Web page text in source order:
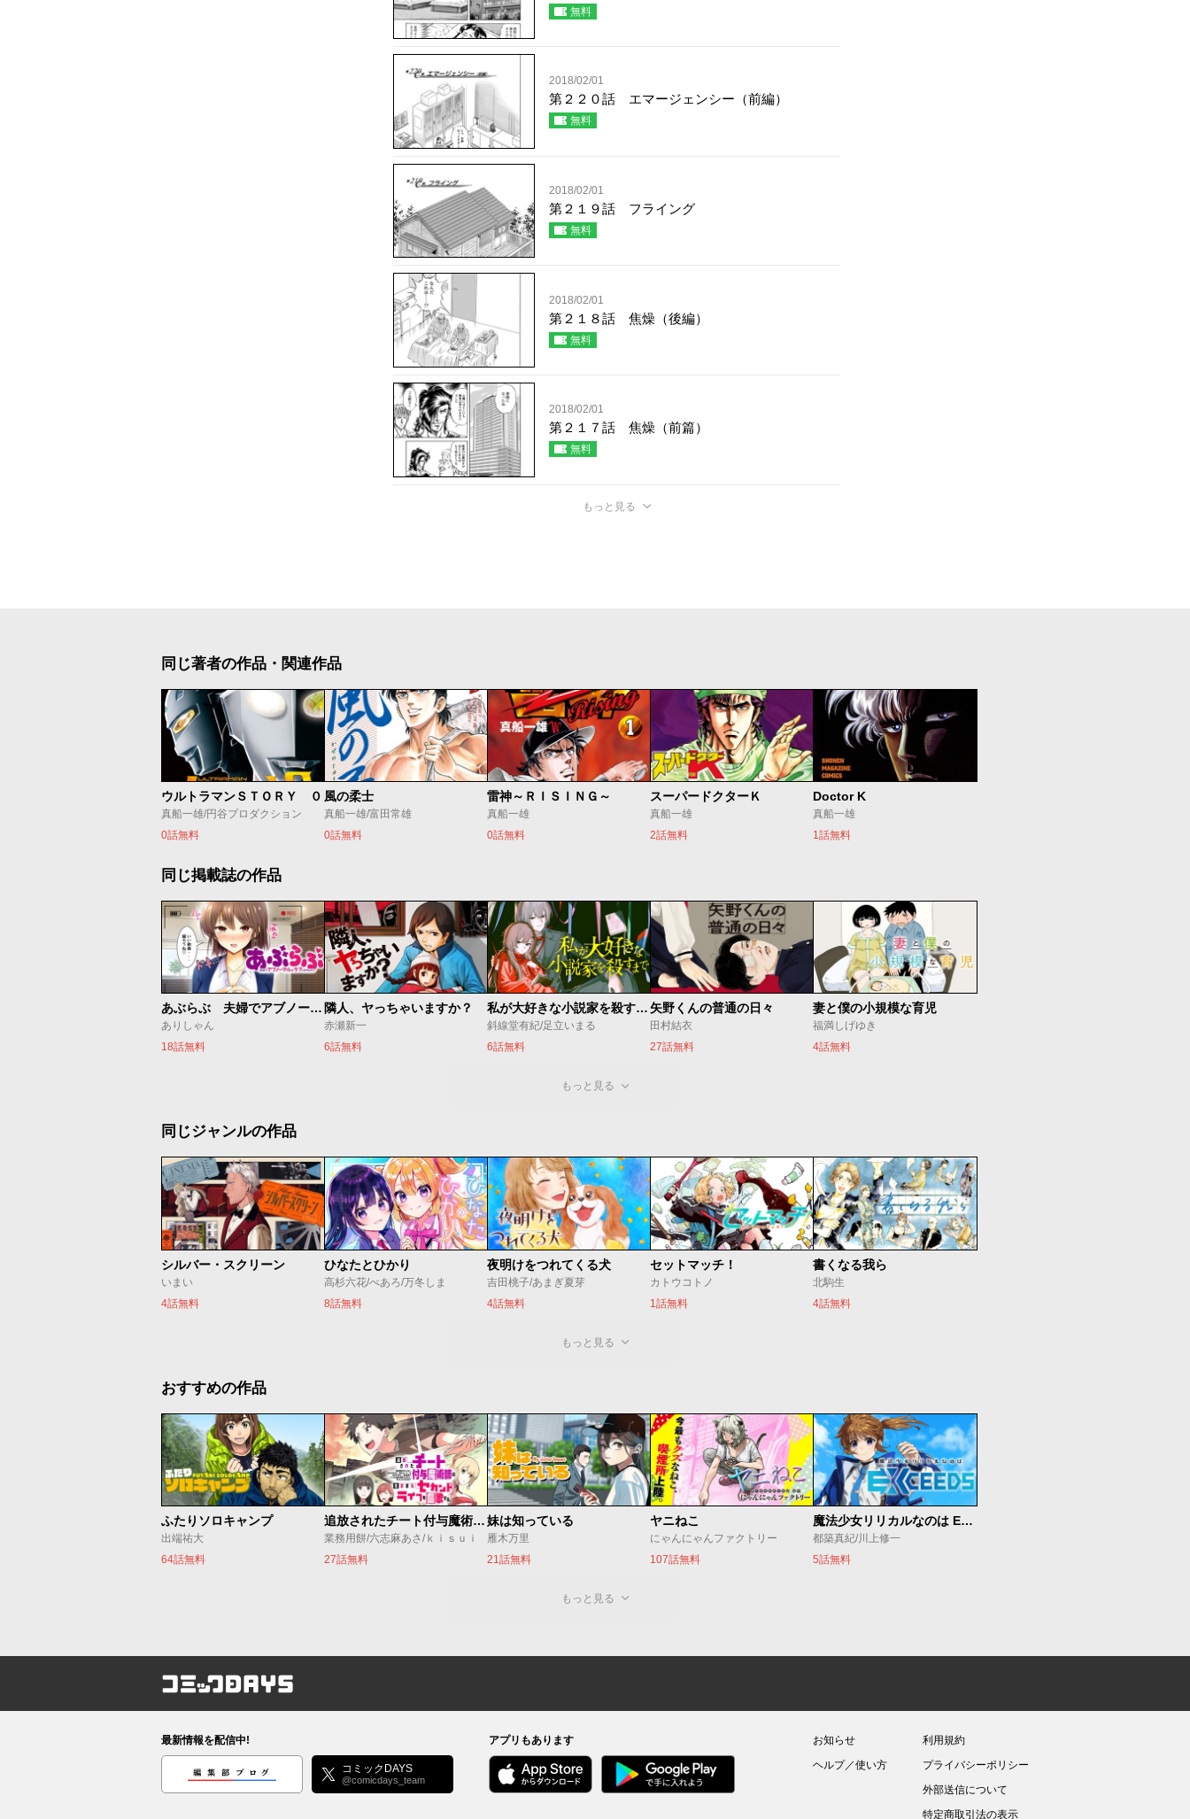
無料
2018/02/01
第２２０話 エマージェンシー（前編）
無料
2018/02/01
第２１９話 フライング
無料
2018/02/01
第２１８話 焦燥（後編）
無料
2018/02/01
第２１７話 焦燥（前篇）
無料
もっと見る
同じ著者の作品・関連作品
ウルトラマンＳＴＯＲＹ ０
真船一雄/円谷プロダクション
0話無料
風の柔士
真船一雄/富田常雄
0話無料
雷神～ＲＩＳＩＮＧ～
真船一雄
0話無料
スーパードクターＫ
真船一雄
2話無料
Doctor K
真船一雄
1話無料
同じ掲載誌の作品
あぶらぶ 夫婦でアブノーマルなラブしませんか？
ありしゃん
18話無料
隣人、ヤっちゃいますか？
赤瀬新一
6話無料
私が大好きな小説家を殺すまで
斜線堂有紀/足立いまる
6話無料
矢野くんの普通の日々
田村結衣
27話無料
妻と僕の小規模な育児
福満しげゆき
4話無料
もっと見る
同じジャンルの作品
シルバー・スクリーン
いまい
4話無料
ひなたとひかり
高杉六花/べあろ/万冬しま
8話無料
夜明けをつれてくる犬
吉田桃子/あまぎ夏芽
4話無料
セットマッチ！
カトウコトノ
1話無料
書くなる我ら
北駒生
4話無料
もっと見る
おすすめの作品
ふたりソロキャンプ
出端祐大
64話無料
追放されたチート付与魔術師は気ままなセカンドライフを謳歌する。 ～俺は武器だけじゃなく、あらゆるものに『強化ポイント』を付与できるし、俺の意思でいつでも効果を解除できるけど、残った人たち大丈夫？～
業務用餅/六志麻あさ/ｋｉｓｕｉ
27話無料
妹は知っている
雁木万里
21話無料
ヤニねこ
にゃんにゃんファクトリー
107話無料
魔法少女リリカルなのは EXCEEDS
都築真紀/川上修一
5話無料
もっと見る
コミックDAYS
最新情報を配信中!
編集部ブログ コミックDAYS
@comicdays_team
アプリもあります
お知らせ
ヘルプ／使い方
利用規約
プライバシーポリシー
外部送信について
特定商取引法の表示